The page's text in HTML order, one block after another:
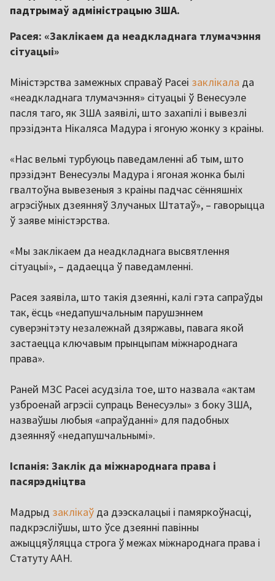
падтрымаў адміністрацыю ЗША.
Расея: «Заклікаем да неадкладнага тлумачэння
сітуацыі»
Міністэрства замежных справаў Расеі заклікала да
«неадкладнага тлумачэння» сітуацыі ў Венесуэле
пасля таго, як ЗША заявілі, што захапілі і вывезлі
прэзідэнта Нікаляса Мадура і ягоную жонку з краіны.
«Нас вельмі турбуюць паведамленні аб тым, што
прэзідэнт Венесуэлы Мадура і ягоная жонка былі
гвалтоўна вывезеныя з краіны падчас сённяшніх
агрэсіўных дзеянняў Злучаных Штатаў», – гаворыцца
ў заяве міністэрства.
«Мы заклікаем да неадкладнага высвятлення
сітуацыі», – дадаецца ў паведамленні.
Расея заявіла, што такія дзеянні, калі гэта сапраўды
так, ёсць «недапушчальным парушэннем
суверэнітэту незалежнай дзяржавы, павага якой
застаецца ключавым прынцыпам міжнароднага
права».
Раней МЗС Расеі асудзіла тое, што назвала «актам
узброенай агрэсіі супраць Венесуэлы» з боку ЗША,
назваўшы любыя «апраўданні» для падобных
дзеянняў «недапушчальнымі».
Іспанія: Заклік да міжнароднага права і
пасярэдніцтва
Мадрыд заклікаў да дээскалацыі і памяркоўнасці,
падкрэсліўшы, што ўсе дзеянні павінны
ажыццяўляцца строга ў межах міжнароднага права і
Статуту ААН.